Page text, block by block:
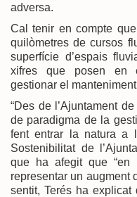
adversa.
Cal tenir en compte
quilòmetres de cursos
superfície d’espais
xifres que posen en
gestionar el
“Des de l’Ajuntament
de paradigma de la
fent entrar la natura a
Sostenibilitat de
que ha afegit que
representar un augment
sentit, Terés ha